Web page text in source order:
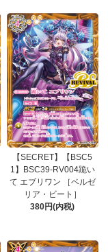
【SECRET】【BSC5
1】BSC39-RV004跪い
て エブリワン ［ベルゼ
リア・ビート］
380円(内税)